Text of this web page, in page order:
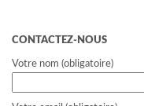
CONTACTEZ-NOUS
Votre nom (obligatoire)